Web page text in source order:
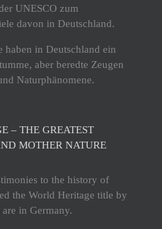
UNESCO zum
davon in Deutschland.
haben in Deutschland ein
aber beredte Zeugen
Naturphänomene.
– THE GREATEST
MOTHER NATURE
to the history of
the World Heritage title by
in Germany.